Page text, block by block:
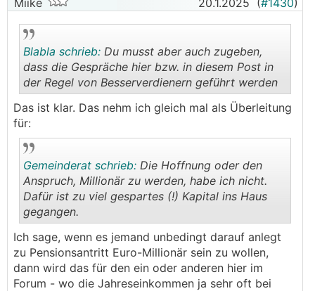
Miike 20.1.2025 (#1430)
..
Blabla schrieb: Du musst aber auch zugeben,
dass die Gespräche hier bzw. in diesem Post in
der Regel von Besserverdienern geführt werden
Das ist klar. Das nehm ich gleich mal als Überleitung
für:
..
Gemeinderat schrieb: Die Hoffnung oder den
Anspruch, Millionär zu werden, habe ich nicht.
Dafür ist zu viel gespartes (!) Kapital ins Haus
gegangen.
Ich sage, wenn es jemand unbedingt darauf anlegt
zu Pensionsantritt Euro-Millionär sein zu wollen,
dann wird das für den ein oder anderen hier im
Forum - wo die Jahreseinkommen ja sehr oft bei